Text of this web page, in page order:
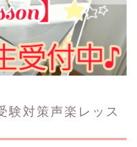
験対策声楽レッス